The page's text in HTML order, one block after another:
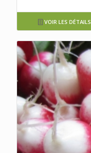
VOIR LES DÉTAILS